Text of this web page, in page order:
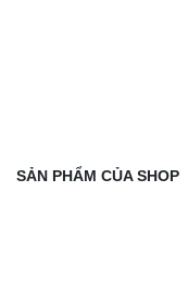
SẢN PHẨM CỦA SHOP